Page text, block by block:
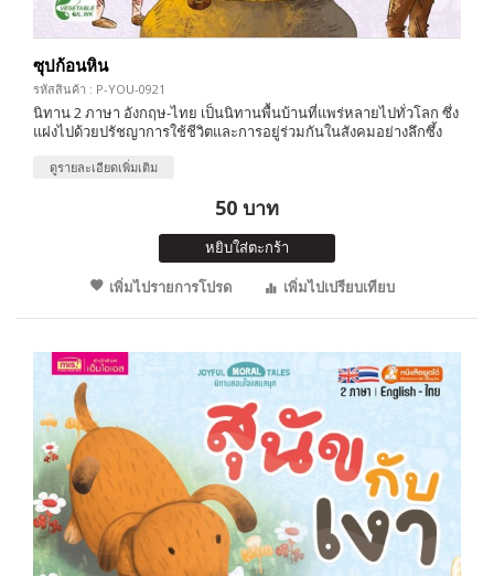
ซุปก้อนหิน
รหัสสินค้า : P-YOU-0921
นิทาน 2 ภาษา อังกฤษ-ไทย เป็นนิทานพื้นบ้านที่แพร่หลายไปทั่วโลก ซึ่ง
แฝงไปด้วยปรัชญาการใช้ชีวิตและการอยู่ร่วมกันในสังคมอย่างลึกซึ้ง
ดูรายละเอียดเพิ่มเติม
50 บาท
หยิบใส่ตะกร้า
เพิ่มไปรายการโปรด
เพิ่มไปเปรียบเทียบ